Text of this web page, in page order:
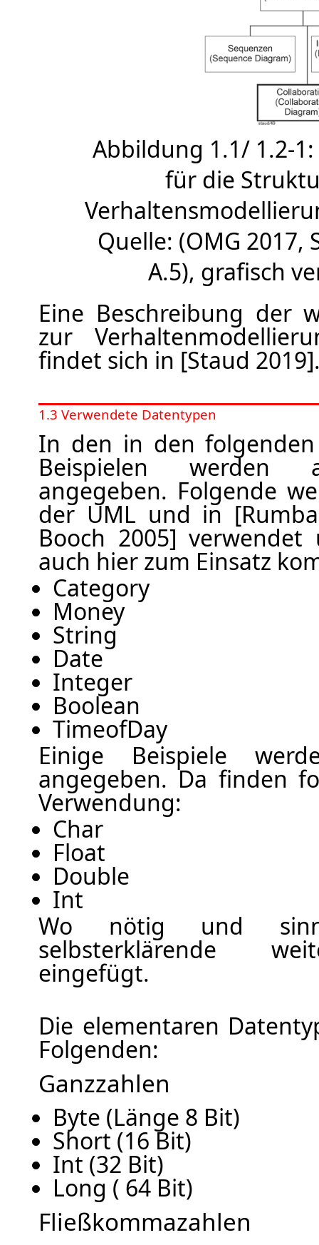
Abbildung 1.1/ 1.2-
für die
Quelle: (OMG 2017,
A.5), grafisch
Eine Beschreibung der
zur
findet sich in [Staud
1.3 Verwendete Datentypen
In den in den
Beispielen werden
angegeben. Folgende
der UML und in
Booch 2005]
auch hier zum Einsatz
Category
Money
String
Date
Integer
Boolean
TimeofDay
Einige Beispiele
angegeben. Da finden
Verwendung:
Char
Float
Double
Int
Wo nötig und
selbsterklärende
eingefügt.
Die elementaren
Folgenden:
Ganzzahlen
Byte (Länge 8 Bit)
Short (16 Bit)
Int (32 Bit)
Long ( 64 Bit)
Fließkommazahlen